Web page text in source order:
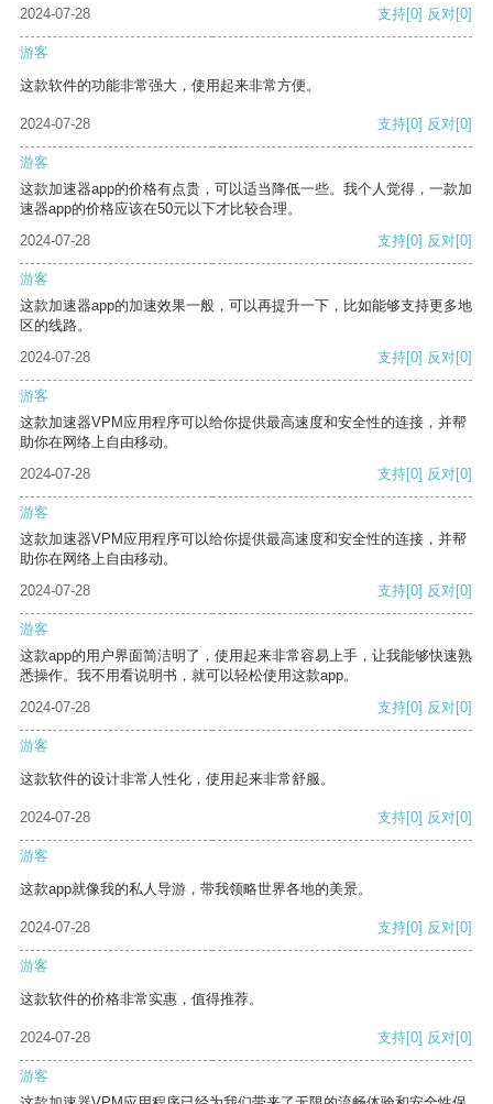
2024-07-28
支持[0] 反对[0]
游客
这款软件的功能非常强大，使用起来非常方便。
2024-07-28 支持[0] 反对[0]
游客
这款加速器app的价格有点贵，可以适当降低一些。我个人觉得，一款加
速器app的价格应该在50元以下才比较合理。
2024-07-28
支持[0] 反对[0]
游客
这款加速器app的加速效果一般，可以再提升一下，比如能够支持更多地
区的线路。
2024-07-28
支持[0] 反对[0]
游客
这款加速器VPM应用程序可以给你提供最高速度和安全性的连接，并帮
助你在网络上自由移动。
2024-07-28
支持[0] 反对[0]
游客
这款加速器VPM应用程序可以给你提供最高速度和安全性的连接，并帮
助你在网络上自由移动。
2024-07-28
支持[0] 反对[0]
游客
这款app的用户界面简洁明了，使用起来非常容易上手，让我能够快速熟
悉操作。我不用看说明书，就可以轻松使用这款app。
2024-07-28
支持[0] 反对[0]
游客
这款软件的设计非常人性化，使用起来非常舒服。
2024-07-28 支持[0] 反对[0]
游客
这款app就像我的私人导游，带我领略世界各地的美景。
2024-07-28 支持[0] 反对[0]
游客
这款软件的价格非常实惠，值得推荐。
2024-07-28 支持[0] 反对[0]
游客